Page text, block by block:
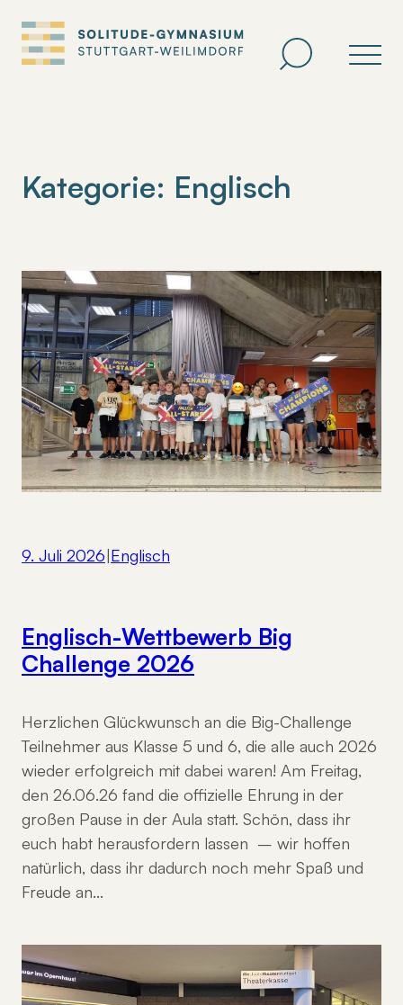
Zum
Inhalt
springen
Kategorie: Englisch
9. Juli 2026|Englisch
Englisch-Wettbewerb Big
Challenge 2026
Herzlichen Glückwunsch an die Big-Challenge
Teilnehmer aus Klasse 5 und 6, die alle auch 2026
wieder erfolgreich mit dabei waren! Am Freitag,
den 26.06.26 fand die offizielle Ehrung in der
großen Pause in der Aula statt. Schön, dass ihr
euch habt herausfordern lassen – wir hoffen
natürlich, dass ihr dadurch noch mehr Spaß und
Freude an…